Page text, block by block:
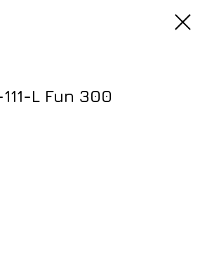
L Fun 300